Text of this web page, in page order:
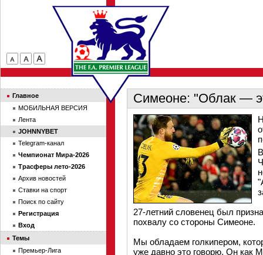
Симеоне: "Облак —
27-летний словенец был
похвалу со стороны Симеоне.
Мы обладаем голкипером,
уже давно это говорю. Он как
Главное
МОБИЛЬНАЯ ВЕРСИЯ
Лента
JOHNNYBET
Telegram-канал
Чемпионат Мира-2026
Трасферы лето-2026
Архив новостей
Ставки на спорт
Поиск по сайту
Регистрация
Вход
Темы
Премьер-Лига